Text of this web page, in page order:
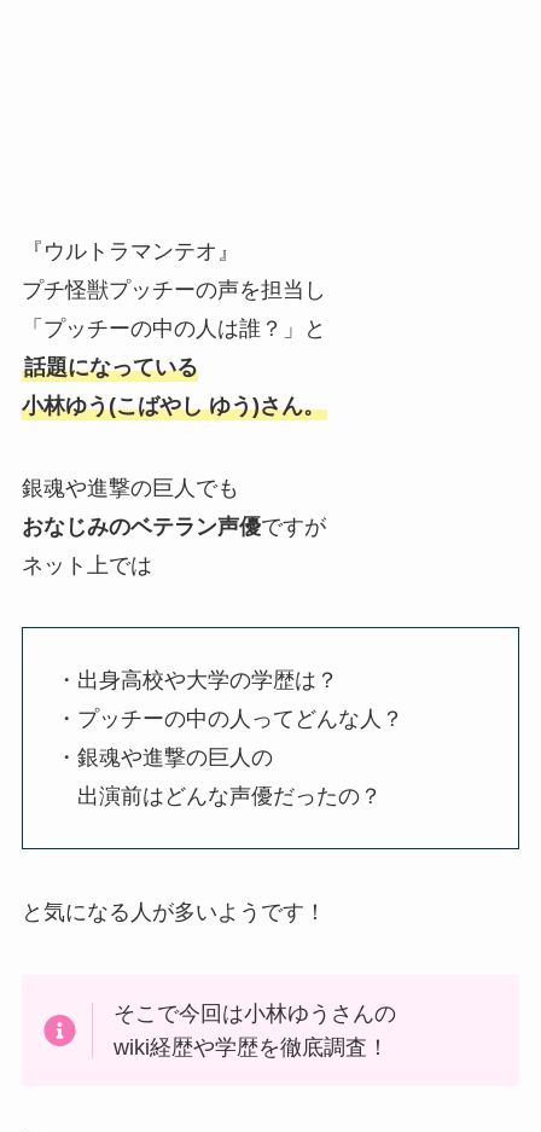
『ウルトラマンテオ』
プチ怪獣プッチーの声を担当し
「プッチーの中の人は誰？」と
話題になっている
小林ゆう(こばやし ゆう)さん。
銀魂や進撃の巨人でも
おなじみのベテラン声優ですが
ネット上では
・出身高校や大学の学歴は？
・プッチーの中の人ってどんな人？
・銀魂や進撃の巨人の
出演前はどんな声優だったの？
と気になる人が多いようです！
そこで今回は小林ゆうさんの
wiki経歴や学歴を徹底調査！